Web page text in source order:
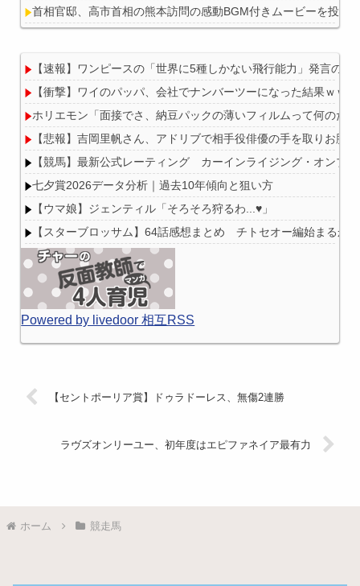
首相官邸、高市首相の熊本訪問の感動BGM付きムービーを投稿
Powered by livedoor 相互RSS
【速報】ワンピースの「世界に5種しかない飛行能力」発言の謎
【衝撃】ワイのパッパ、会社でナンバーツーになった結果ｗｗ
ホリエモン「面接でさ、納豆パックの薄いフィルムって何のた
【悲報】吉岡里帆さん、アドリブで相手役俳優の手を取りお胸
【競馬】最新公式レーティング カーインライジング・オン
七夕賞2026データ分析｜過去10年傾向と狙い方
【ウマ娘】ジェンティル「そろそろ狩るわ...♥」
【スターブロッサム】64話感想まとめ チトセオー編始まるか？
Powered by livedoor 相互RSS
【セントポーリア賞】ドゥラドーレス、無傷2連勝
ラヴズオンリーユー、初年度はエピファネイア最有力
ホーム 競走馬